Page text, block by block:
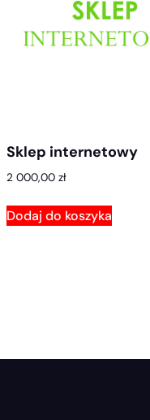
Sklep internetowy
2 000,00zł
Dodaj do koszyka